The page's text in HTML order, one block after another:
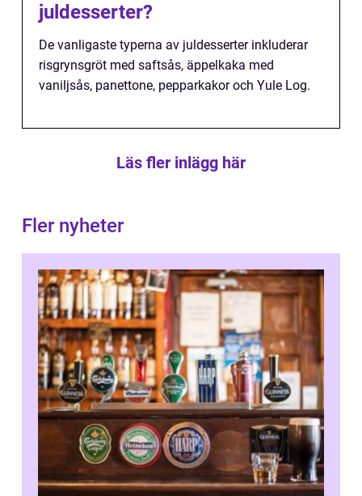
juldesserter?
De vanligaste typerna av juldesserter inkluderar
risgrynsgröt med saftsås, äppelkaka med
vaniljsås, panettone, pepparkakor och Yule Log.
Läs fler inlägg här
Fler nyheter